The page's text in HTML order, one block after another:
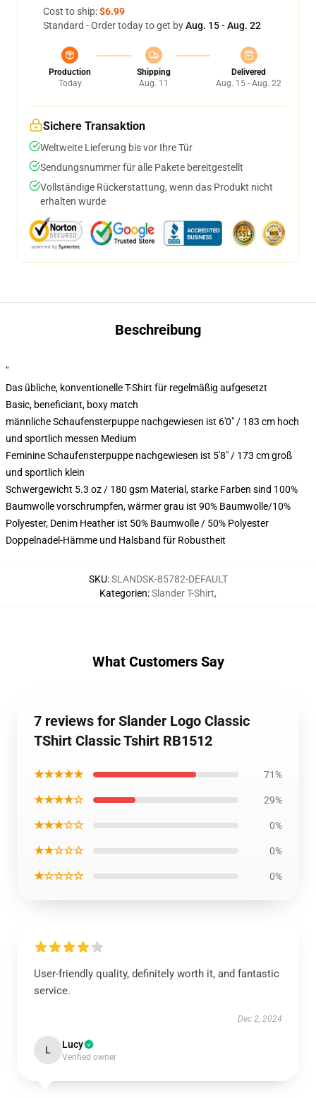
Cost to ship:$6.99
Standard - Order today to get byAug. 15 - Aug. 22
Production
Today
Shipping
Aug. 11
Delivered
Aug. 15 - Aug. 22
Sichere Transaktion
Weltweite Lieferung bis vor Ihre Tür
Sendungsnummer für alle Pakete bereitgestellt
Vollständige Rückerstattung, wenn das Produkt nicht
erhalten wurde
Beschreibung
"
Das übliche, konventionelle T-Shirt für regelmäßig aufgesetzt
Basic, beneficiant, boxy match
männliche Schaufensterpuppe nachgewiesen ist 6'0" / 183 cm hoch
und sportlich messen Medium
Feminine Schaufensterpuppe nachgewiesen ist 5'8" / 173 cm groß
und sportlich klein
Schwergewicht 5.3 oz / 180 gsm Material, starke Farben sind 100%
Baumwolle vorschrumpfen, wärmer grau ist 90% Baumwolle/10%
Polyester, Denim Heather ist 50% Baumwolle / 50% Polyester
Doppelnadel-Hämme und Halsband für Robustheit
SKU:SLANDSK-85782-DEFAULT
Kategorien:Slander T-Shirt,
What Customers Say
7 reviews for Slander Logo Classic
TShirt Classic Tshirt RB1512
★★★★★ 71%
★★★★☆ 29%
★★★☆☆ 0%
★★☆☆☆ 0%
★☆☆☆☆ 0%
User-friendly quality, definitely worth it, and fantastic
service.
Dec 2, 2024
L Lucy
Verified owner